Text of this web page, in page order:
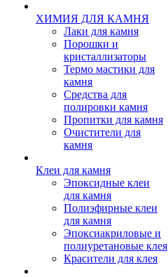
ХИМИЯ ДЛЯ КАМНЯ
Лаки для камня
Порошки и
кристаллизаторы
Термо мастики для
камня
Средства для
полировки камня
Пропитки для камня
Очистители для
камня
Клеи для камня
Эпоксидные клеи
для камня
Полиэфирные клеи
для камня
Эпоксиакриловые и
полиуретановые клея
Красители для клея